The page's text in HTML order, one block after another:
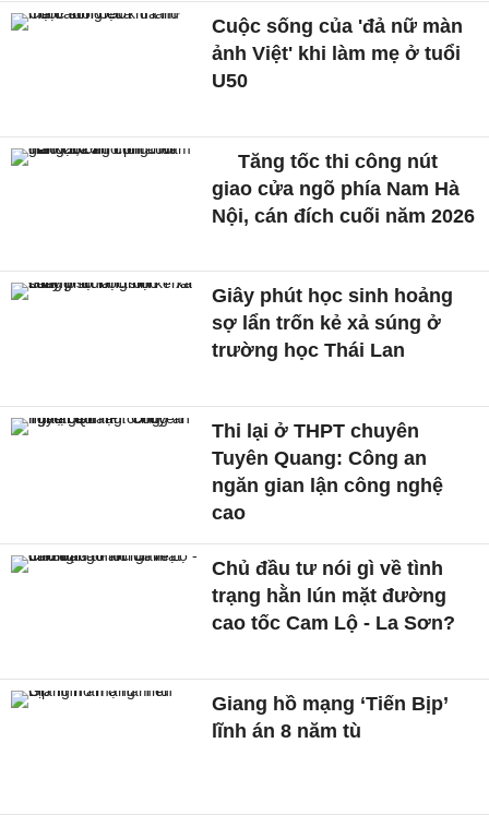
Cuộc sống của 'đả nữ màn
ảnh Việt' khi làm mẹ ở tuổi
U50
Tăng tốc thi công nút
giao cửa ngõ phía Nam Hà
Nội, cán đích cuối năm 2026
Giây phút học sinh hoảng
sợ lẩn trốn kẻ xả súng ở
trường học Thái Lan
Thi lại ở THPT chuyên
Tuyên Quang: Công an
ngăn gian lận công nghệ
cao
Chủ đầu tư nói gì về tình
trạng hằn lún mặt đường
cao tốc Cam Lộ - La Sơn?
Giang hồ mạng ‘Tiến Bịp’
lĩnh án 8 năm tù